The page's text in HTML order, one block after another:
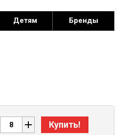
Детям Бренды
Купить!